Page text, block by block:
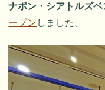
ナボン・シアトルズ
ープン しました。